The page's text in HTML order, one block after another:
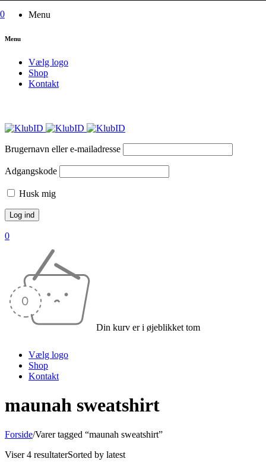
Menu
Menu
Vælg logo
Shop
Kontakt
0
Brugernavn eller e-mailadresse
Adgangskode
Husk mig
0
Din kurv er i øjeblikket tom
Vælg logo
Shop
Kontakt
maunah sweatshirt
Forside/Varer tagged “maunah sweatshirt”
Viser 4 resultaterSorted by latest